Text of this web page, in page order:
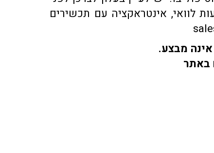
לוואי, אינטראקציה עם תכשירים
מבצע.
באתר